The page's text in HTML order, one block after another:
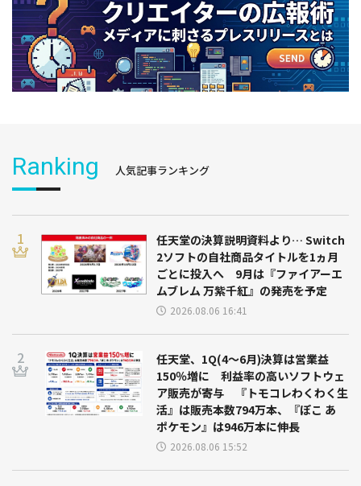
Ranking 人気記事ランキング
任天堂の決算説明資料より… Switch
2ソフトの自社商品タイトルを1ヵ月
ごとに投入へ 9月は『ファイアーエ
ムブレム 万紫千紅』の発売を予定
2026.08.06 16:41
任天堂、1Q(4～6月)決算は営業益
150％増に 利益率の高いソフトウェ
ア販売が寄与 『トモコレわくわく生
活』は販売本数794万本、『ぽこ あ
ポケモン』は946万本に伸長
2026.08.06 15:52